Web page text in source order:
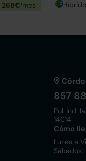
268€/mes Híbrido
857
Pol. ind.
14014
Cómo
Lunes a
Sábados: